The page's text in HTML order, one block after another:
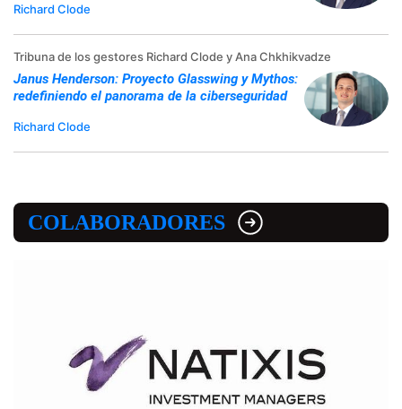
Richard Clode
Tribuna de los gestores Richard Clode y Ana Chkhikvadze
Janus Henderson: Proyecto Glasswing y Mythos:
redefiniendo el panorama de la ciberseguridad
Richard Clode
COLABORADORES